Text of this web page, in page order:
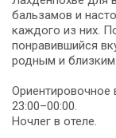
бальзамов и
каждого из них.
понравившийся
родным и близким.
Ориентировочное
23:00–00:00.
Ночлег в отеле.